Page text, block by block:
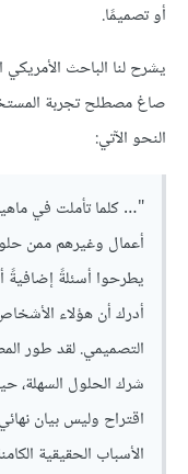
أو تصميمًا.
يشرح لنا الباحث
صاغ مصطلح تجربة
النحو الآتي:
"… كلما تأملت في
أعمال وغيرهم ممن
يطرحوا أسئلةً
أدرك أن هؤلاء
التصميمي. لقد طور
شرك الحلول السهلة،
اقتراح وليس بيان
الأسباب الحقيقية